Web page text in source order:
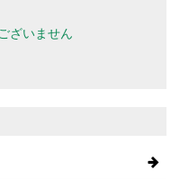
ざいません